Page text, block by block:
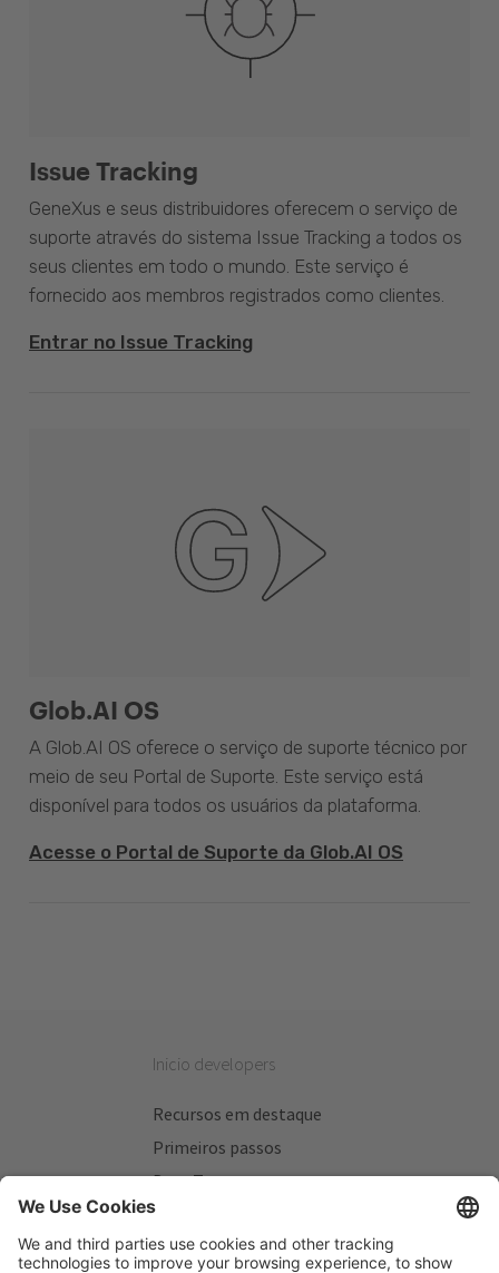
Issue Tracking
GeneXus e seus distribuidores oferecem o serviço de
suporte através do sistema Issue Tracking a todos os
seus clientes em todo o mundo. Este serviço é
fornecido aos membros registrados como clientes.
Entrar no Issue Tracking
Glob.AI OS
A Glob.AI OS oferece o serviço de suporte técnico por
meio de seu Portal de Suporte. Este serviço está
disponível para todos os usuários da plataforma.
Acesse o Portal de Suporte da Glob.AI OS
Inicio developers
Recursos em destaque
Primeiros passos
Beta Testers
Meus Planos